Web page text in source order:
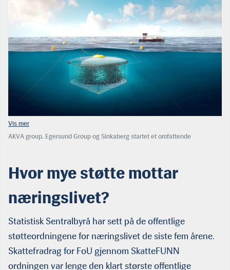
AKVA group, Egersund Group og Sinkaberg startet et omfattende
solgt mer enn 100 enheter. (Ill: AKVA group)
Hvor mye støtte mottar
næringslivet?
Statistisk Sentralbyrå har sett på de offentlige
støtteordningene for næringslivet de siste fem årene.
Skattefradrag for FoU gjennom SkatteFUNN
ordningen var lenge den klart største offentlige